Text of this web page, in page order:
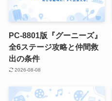
PC-8801版『グーニーズ』
全6ステージ攻略と仲間救
出の条件
2026-08-08